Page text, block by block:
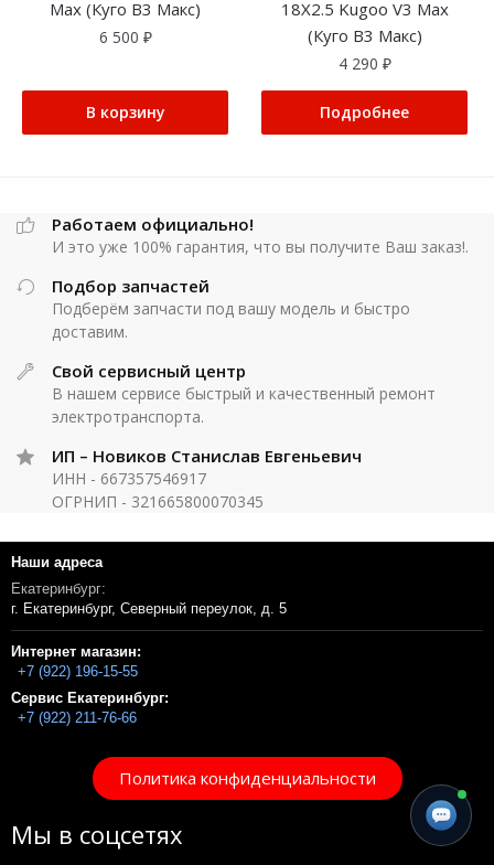
Max (Куго В3 Макс)
6 500 ₽
В корзину
18X2.5 Kugoo V3 Max
(Куго В3 Макс)
4 290 ₽
Подробнее
Работаем официально!
И это уже 100% гарантия, что вы получите Ваш заказ!.
Подбор запчастей
Подберём запчасти под вашу модель и быстро
доставим.
Свой сервисный центр
В нашем сервисе быстрый и качественный ремонт
электротранспорта.
ИП – Новиков Станислав Евгеньевич
ИНН - 667357546917
ОГРНИП - 321665800070345
Наши адреса
Екатеринбург:
г. Екатеринбург, Северный переулок, д. 5
Интернет магазин:
+7 (922) 196-15-55
Сервис Екатеринбург:
+7 (922) 211-76-66
Политика конфиденциальности
Мы в соцсетях